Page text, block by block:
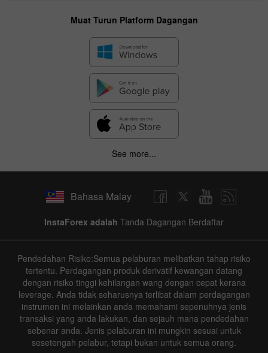
Muat Turun Platform Dagangan
See more...
Bahasa Malay
InstaForex adalah Tanda Dagangan Berdaftar
Pendedahan Risiko:Semua pelaburan melibatkan tahap risiko
tertentu. Perdagangan produk derivatif kewangan datang
dengan risiko tinggi kehilangan wang dengan cepat kerana
leverage. Anda tidak seharusnya terlibat dalam perdagangan
instrumen ini melainkan anda memahami sepenuhnya jenis
transaksi yang anda lakukan, dan sejauh mana pendedahan
sebenar anda. Jenis pelaburan ini mungkin sesuai untuk
sesetengah pelabur, tetapi bukan untuk semua orang.